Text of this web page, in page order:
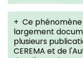
+ Ce
largement
plusieurs
CEREMA et de